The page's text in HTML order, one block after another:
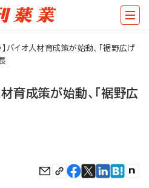
】バイオ人材育成策が始動、「裾野広げ
材育成策が始動、「裾野広